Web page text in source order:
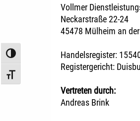
Umschalten auf hohe Kontraste
Schrift vergrößern
Vollmer
Neckarstraße 22-24
45478 Mülheim an
Handelsregister:
Registergericht:
Vertreten durch:
Andreas Brink